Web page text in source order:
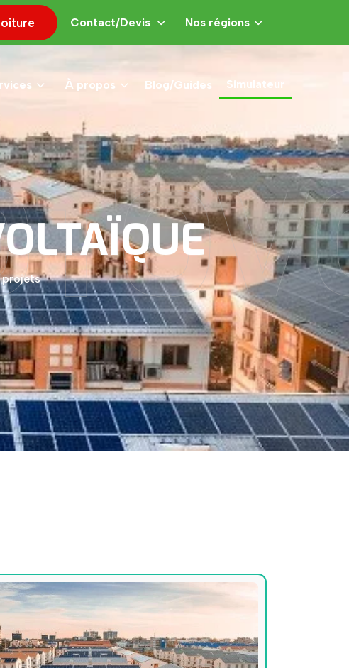
Contact/Devis Nos régions
À propos Blog/Guides Simulateur
projets